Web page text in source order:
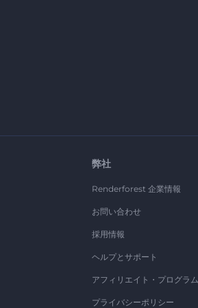
弊社
Renderforest 企業情報
お問い合わせ
採用情報
ヘルプとサポート
アフィリエイト・プログラム
プライバシーポリシー